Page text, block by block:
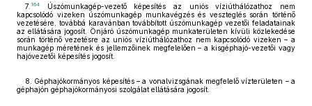
7. 164
Úszómunkagép-vezető képesítés az uniós víziúthálózathoz nem
kapcsolódó vizeken úszómunkagép munkavégzés és veszteglés során történő
vezetésére, továbbá karavánban továbbított úszómunkagép vezetői feladatainak
az ellátására jogosít. Önjáró úszómunkagép munkaterületen kívüli közlekedése
során történő vezetésre az uniós víziúthálózathoz nem kapcsolódó vizeken – a
munkagép méretének és jellemzőinek megfelelően – a kisgéphajó-vezetői vagy
hajóvezetői képesítés jogosít.
8. Géphajókormányos képesítés – a vonalvizsgának megfelelő vízterületen – a
géphajón géphajókormányosi szolgálat ellátására jogosít.